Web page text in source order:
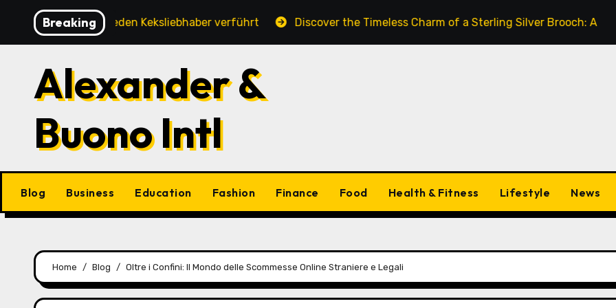
content
Breaking
die jeden Keksliebhaber verführt Discover the Timeless Charm of a Sterling Silver Brooch: A
Alexander &
Buono Intl
Blog Business Education Fashion Finance Food Health & Fitness Lifestyle News
Home Blog Oltre i Confini: Il Mondo delle Scommesse Online Straniere e Legali